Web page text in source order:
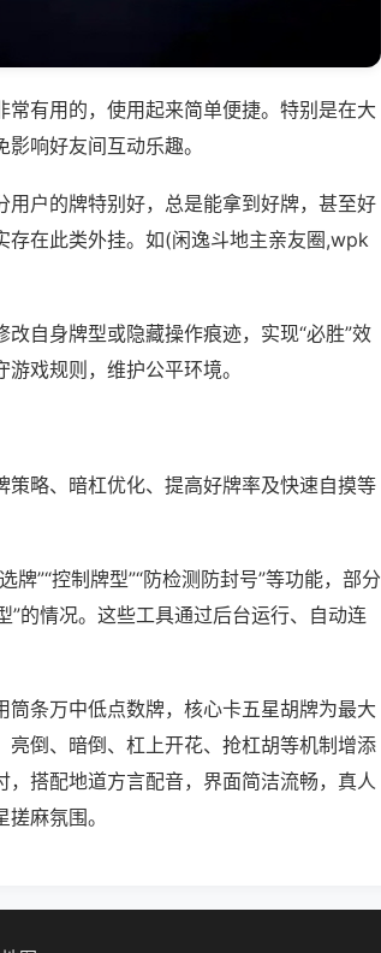
有用的，使用起来简单便捷。特别是在大
响好友间互动乐趣。
户的牌特别好，总是能拿到好牌，甚至好
存在此类外挂。如(闲逸斗地主亲友圈,wpk
自身牌型或隐藏操作痕迹，实现“必胜”效
戏规则，维护公平环境。
略、暗杠优化、提高好牌率及快速自摸等
”“控制牌型”“防检测防封号”等功能，部分
”的情况。这些工具通过后台运行、自动连
条万中低点数牌，核心卡五星胡牌为最大
倒、暗倒、杠上开花、抢杠胡等机制增添
搭配地道方言配音，界面简洁流畅，真人
麻氛围。